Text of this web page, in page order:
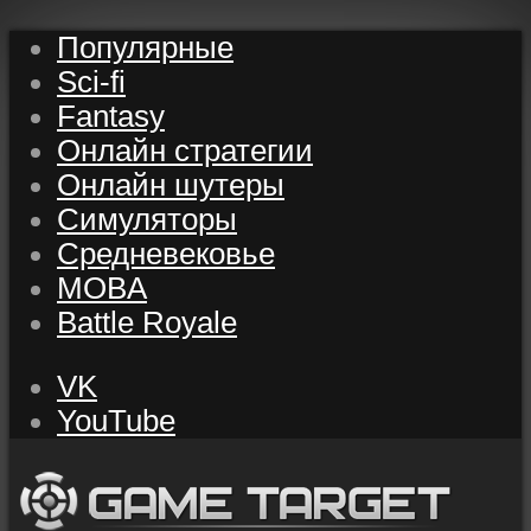
Популярные
Sci-fi
Fantasy
Онлайн стратегии
Онлайн шутеры
Симуляторы
Средневековье
MOBA
Battle Royale
VK
YouTube